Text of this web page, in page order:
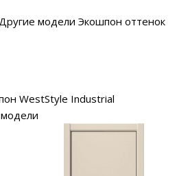
модели Экошпон оттенок
WestStyle Industrial